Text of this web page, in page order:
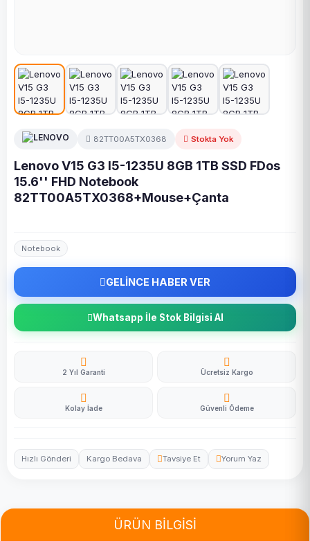
82TT00A5TX0368 Stokta Yok
Lenovo V15 G3 I5-1235U 8GB 1TB SSD FDos
15.6'' FHD Notebook
82TT00A5TX0368+Mouse+Çanta
Notebook
GELİNCE HABER VER
Whatsapp İle Stok Bilgisi Al
2 Yıl Garanti Ücretsiz Kargo
Kolay İade Güvenli Ödeme
Hızlı Gönderi Kargo Bedava Tavsiye Et Yorum Yaz
ÜRÜN BİLGİSİ